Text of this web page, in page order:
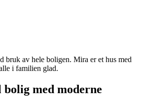
bruk av hele boligen. Mira er et hus med
i familien glad.
med moderne